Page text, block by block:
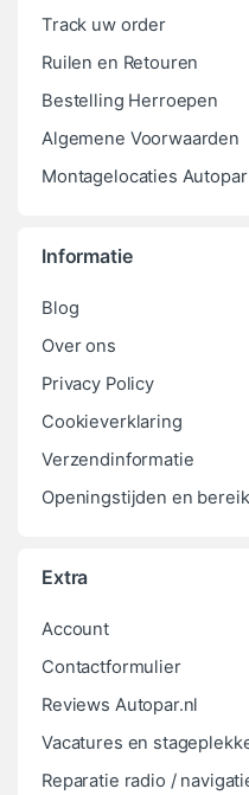
Track uw order
Ruilen en Retouren
Bestelling Herroepen
Algemene Voorwaarden
Montagelocaties Autopar
Informatie
Blog
Over ons
Privacy Policy
Cookieverklaring
Verzendinformatie
Openingstijden en
Extra
Account
Contactformulier
Reviews Autopar.nl
Vacatures en
Reparatie radio /